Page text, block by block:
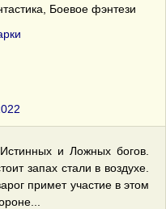
Боевое фэнтези
и Ложных богов.
запах стали в воздухе.
примет участие в этом